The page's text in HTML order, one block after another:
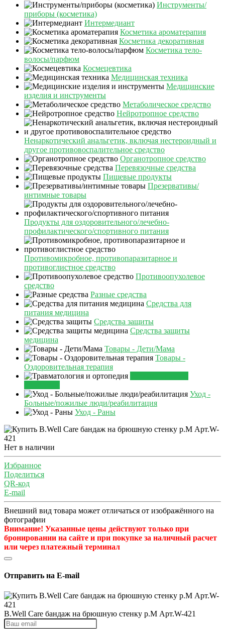
Инструменты/
приборы (косметика)
Интермедиант
Косметика ароматерапия
Косметика декоративная
Косметика тело-
волосы/парфюм
Космецевтика
Медицинская техника
Медицинские
изделия и инструменты
Метаболическое средство
Нейротропное средство
Ненаркотический анальгетик, включая нестероидный и
другое противовоспалительное средство
Органотропное средство
Перевязочные средства
Пищевые продукты
Презервативы/
интимные товары
Продукты для оздоровительного/лечебно-
профилактического/спортивного питания
Противомикробное, противопаразитарное и
противоглистное средство
Противоопухолевое
средство
Разные средства
Средства для
питания медицина
Средства защиты
Средства защиты
медицина
Товары - Дети/Мама
Товары -
Оздоровительная терапия
Уход -
Больные/пожилые люди/реабилитация
Уход - Раны
Нет в наличии
Избранное
Поделиться
QR-код
E-mail
Внешний вид товара может отличаться от изображённого на
фотографии
Внимание! Указанные цены действуют только при
бронировании на сайте и при покупке за наличный расчет
или через платежный терминал
Отправить на E-mail
B.Well Care бандаж на брюшную стенку р.M Арт.W-421